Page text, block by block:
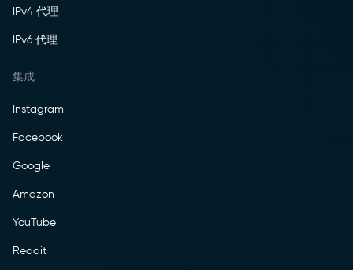
IPv4 代理
IPv6 代理
集成
Instagram
Facebook
Google
Amazon
YouTube
Reddit